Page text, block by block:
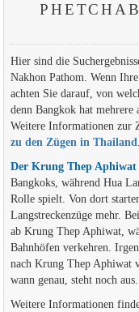
Hier sind die
Nakhon Pathom. Wenn
achten Sie darauf, von
denn Bangkok hat mehrere
Weitere Informationen zur
zu den Zügen in Thailand.
Der Krung Thep
Bangkoks, während Hua
Rolle spielt. Von dort
Langstreckenzüge mehr.
ab Krung Thep Aphiwat,
Bahnhöfen verkehren.
nach Krung Thep Aphiwat
wann genau, steht noch aus.
Weitere Informationen